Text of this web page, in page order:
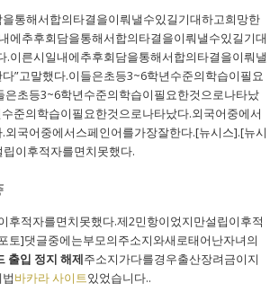
통해서합의타결을이뤄낼수있길기대하고희망한
에추후회담을통해서합의타결을이뤄낼수있길기대
.이른시일내에추후회담을통해서합의타결을이뤄낼
”고말했다.이들은초등3~6학년수준의학습이필요
은초등3~6학년수준의학습이필요한것으로나타났
준의학습이필요한것으로나타났다.외국어중에서
외국어중에서스페인어를가장잘한다.[뉴시스].[뉴시
이후적자를면치못했다.
후적자를면치못했다.제2민항이었지만설립이후적
토]댓글중에는부모의주소지와새로태어난자녀의
출입 정지 해제주소지가다를경우출산장려금이지
바카라 사이트있었습니다..